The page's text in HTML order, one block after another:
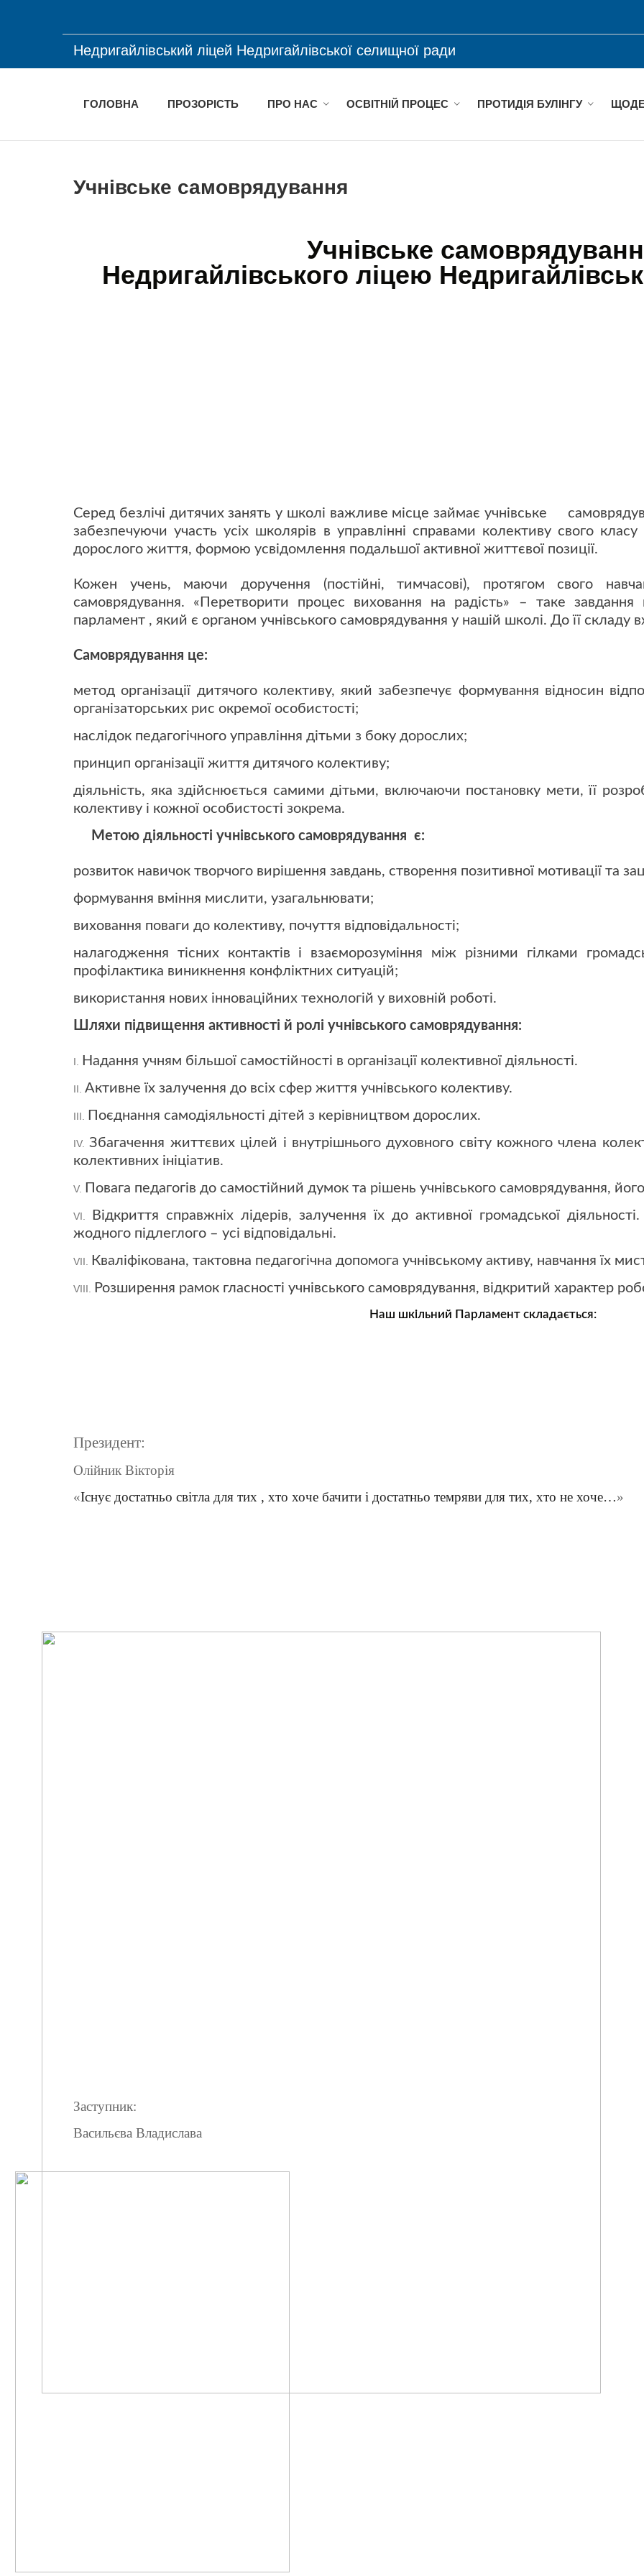
Недригайлівський ліцей Недригайлівської селищної ради
ГОЛОВНА ПРОЗОРІСТЬ ПРО НАС ОСВІТНІЙ ПРОЦЕС ПРОТИДІЯ БУЛІНГУ
Учнівське самоврядування
Учнівське
Недригайлівського ліцею
Щоб в серці
Бо наша
Серед безлічі дитячих занять у школі важливе місце займає учнівське
забезпечуючи участь усіх школярів в управлінні справами колективу свого
дорослого життя, формою усвідомлення подальшої активної життєвої позиції.
Кожен учень, маючи доручення (постійні, тимчасові), протягом свого
самоврядування. «Перетворити процес виховання на радість» – таке
парламент , який є органом учнівського самоврядування у нашій школі. До її складу
Самоврядування це:
метод організації дитячого колективу, який забезпечує формування відносин
організаторських рис окремої особистості;
наслідок педагогічного управління дітьми з боку дорослих;
принцип організації життя дитячого колективу;
діяльність, яка здійснюється самими дітьми, включаючи постановку мети, її
колективу і кожної особистості зокрема.
Метою діяльності учнівського самоврядування є:
розвиток навичок творчого вирішення завдань, створення позитивної мотивації та
формування вміння мислити, узагальнювати;
виховання поваги до колективу, почуття відповідальності;
налагодження тісних контактів і взаєморозуміння між різними гілками
профілактика виникнення конфліктних ситуацій;
використання нових інноваційних технологій у виховній роботі.
Шляхи підвищення активності й ролі учнівського самоврядування:
Надання учням більшої самостійності в організації колективної діяльності.
Активне їх залучення до всіх сфер життя учнівського колективу.
Поєднання самодіяльності дітей з керівництвом дорослих.
Збагачення життєвих цілей і внутрішнього духовного світу кожного члена
колективних ініціатив.
Повага педагогів до самостійний думок та рішень учнівського самоврядування, його
Відкриття справжніх лідерів, залучення їх до активної громадської
жодного підлеглого – усі відповідальні.
Кваліфікована, тактовна педагогічна допомога учнівському активу, навчання їх
Розширення рамок гласності учнівського самоврядування, відкритий характер
Наш шкільний Парламент складається:
Президент:
Олійник Вікторія
«Існує достатньо світла для тих , хто хоче бачити і достатньо темряви для тих, хто не хоче…»
Заступник:
Васильєва Владислава